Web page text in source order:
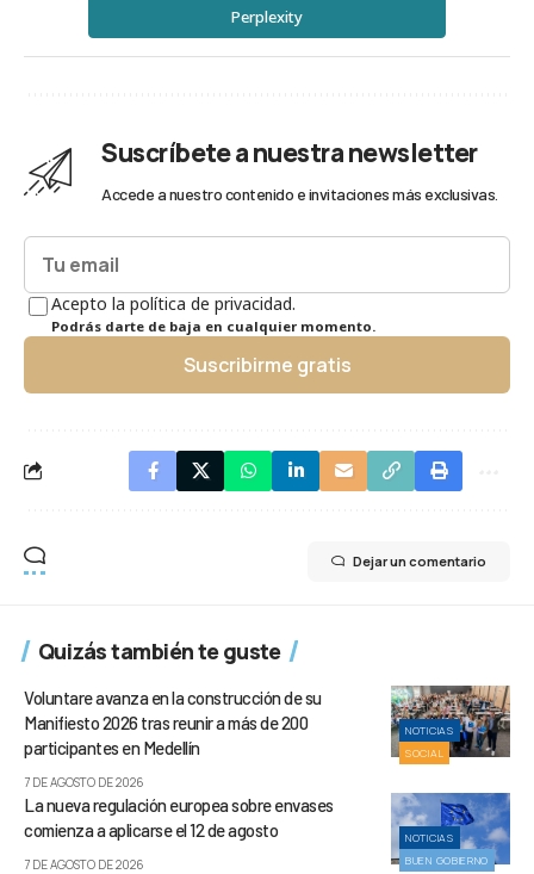
Perplexity
Suscríbete a nuestra newsletter
Accede a nuestro contenido e invitaciones más exclusivas.
Acepto la política de privacidad.
Podrás darte de baja en cualquier momento.
Suscribirme gratis
Dejar un comentario
Quizás también te guste
NOTICIAS
SOCIAL
Voluntare avanza en la construcción de su
Manifiesto 2026 tras reunir a más de 200
participantes en Medellín
7 DE AGOSTO DE 2026
NOTICIAS
BUEN GOBIERNO
La nueva regulación europea sobre envases
comienza a aplicarse el 12 de agosto
7 DE AGOSTO DE 2026